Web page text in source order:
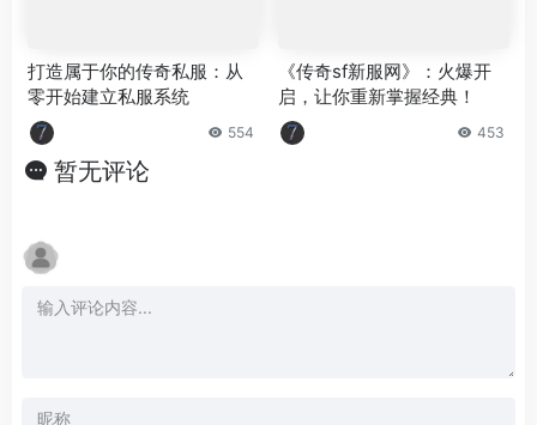
打造属于你的传奇私服：从
零开始建立私服系统
554
《传奇sf新服网》：火爆开
启，让你重新掌握经典！
453
暂无评论